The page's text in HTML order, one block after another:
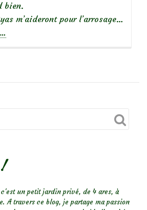
bien.
m’aideront pour l’arrosage…
à
…
un petit jardin privé, de 4 ares, à
A travers ce blog, je partage ma passion